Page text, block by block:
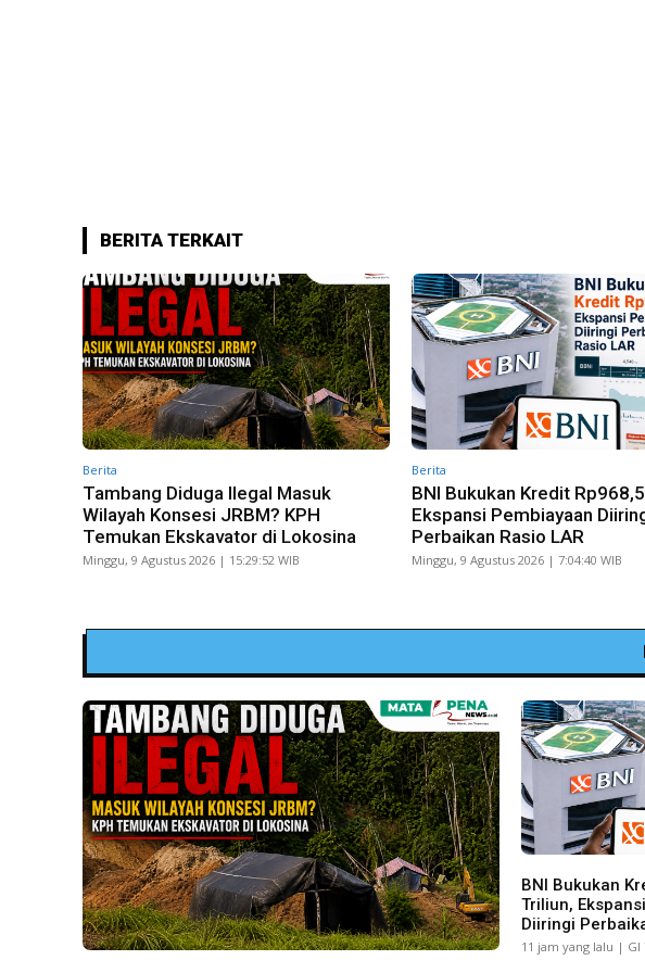
BERITA TERKAIT
Berita
Tambang Diduga Ilegal Masuk
Wilayah Konsesi JRBM? KPH
Temukan Ekskavator di Lokosina
Minggu, 9 Agustus 2026 | 15:29:52 WIB
Berita
BNI Bukukan Kredit
Ekspansi Pembiayaan
Perbaikan Rasio LAR
Minggu, 9 Agustus 2026 | 7:04:40 WIB
BNI Bukukan
Triliun,
Diiringi
11 jam yang lalu | GI